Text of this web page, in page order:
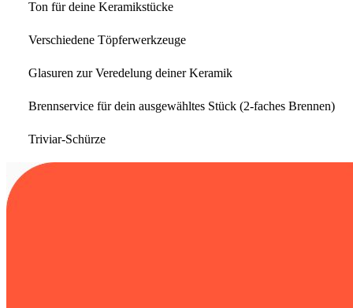
Ton für deine Keramikstücke
Verschiedene Töpferwerkzeuge
Glasuren zur Veredelung deiner Keramik
Brennservice für dein ausgewähltes Stück (2-faches Brennen)
Triviar-Schürze